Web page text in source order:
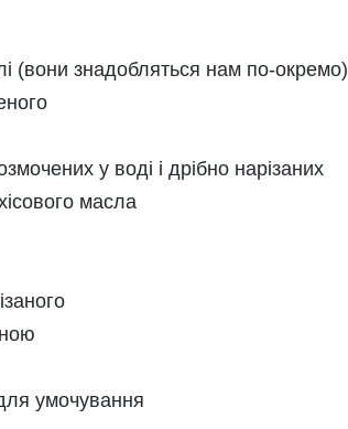
(вони знадобляться нам по-окремо)
у воді і дрібно нарізаних
масла
умочування